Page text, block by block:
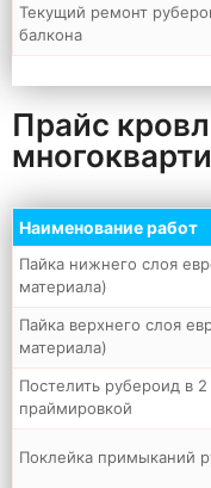
Текущий ремонт
балкона
Прайс
Наименование работ
Пайка нижнего слоя
материала)
Пайка верхнего слоя
материала)
Постелить рубероид в 2
праймировкой
Поклейка примыканий